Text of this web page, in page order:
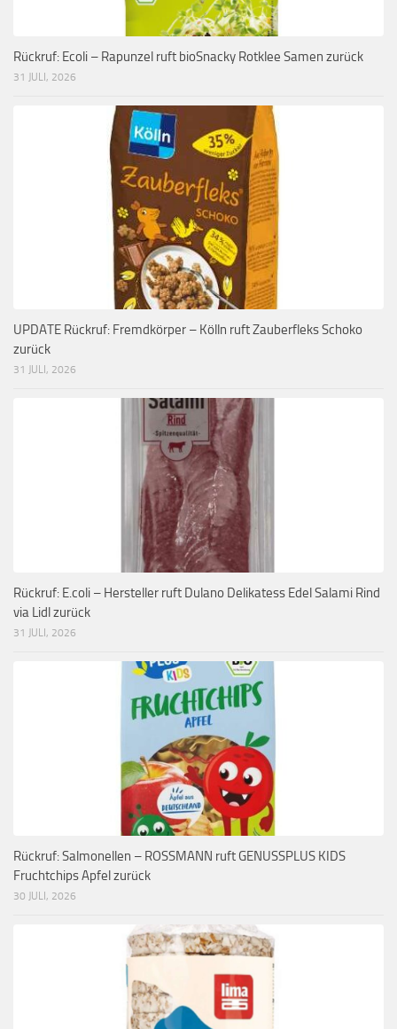
Rückruf: Ecoli – Rapunzel ruft bioSnacky Rotklee Samen zurück
31 JULI, 2026
UPDATE Rückruf: Fremdkörper – Kölln ruft Zauberfleks Schoko
zurück
31 JULI, 2026
Rückruf: E.coli – Hersteller ruft Dulano Delikatess Edel Salami Rind
via Lidl zurück
31 JULI, 2026
Rückruf: Salmonellen – ROSSMANN ruft GENUSSPLUS KIDS
Fruchtchips Apfel zurück
30 JULI, 2026